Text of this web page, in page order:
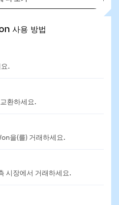
사용 방법
.
환하세요.
을(를) 거래하세요.
시장에서 거래하세요.